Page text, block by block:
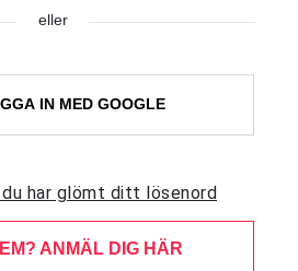
eller
IN MED GOOGLE
du har glömt ditt lösenord
ANMÄL DIG HÄR